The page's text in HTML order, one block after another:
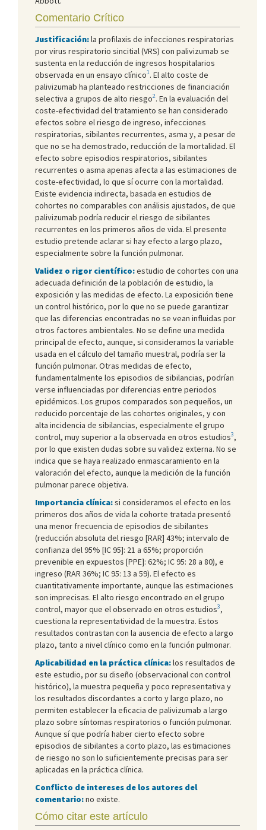
Comentario Crítico
Justificación:la profilaxis de infecciones respiratorias
por virus respiratorio sincitial (VRS) con palivizumab se
sustenta en la reducción de ingresos hospitalarios
observada en un ensayo clínico1. El alto coste de
palivizumab ha planteado restricciones de financiación
selectiva a grupos de alto riesgo2. En la evaluación del
coste-efectividad del tratamiento se han considerado
efectos sobre el riesgo de ingreso, infecciones
respiratorias, sibilantes recurrentes, asma y, a pesar de
que no se ha demostrado, reducción de la mortalidad. El
efecto sobre episodios respiratorios, sibilantes
recurrentes o asma apenas afecta a las estimaciones de
coste-efectividad, lo que sí ocurre con la mortalidad.
Existe evidencia indirecta, basada en estudios de
cohortes no comparables con análisis ajustados, de que
palivizumab podría reducir el riesgo de sibilantes
recurrentes en los primeros años de vida. El presente
estudio pretende aclarar si hay efecto a largo plazo,
especialmente sobre la función pulmonar.
Validez o rigor científico:estudio de cohortes con una
adecuada definición de la población de estudio, la
exposición y las medidas de efecto. La exposición tiene
un control histórico, por lo que no se puede garantizar
que las diferencias encontradas no se vean influidas por
otros factores ambientales. No se define una medida
principal de efecto, aunque, si consideramos la variable
usada en el cálculo del tamaño muestral, podría ser la
función pulmonar. Otras medidas de efecto,
fundamentalmente los episodios de sibilancias, podrían
verse influenciadas por diferencias entre periodos
epidémicos. Los grupos comparados son pequeños, un
reducido porcentaje de las cohortes originales, y con
alta incidencia de sibilancias, especialmente el grupo
control, muy superior a la observada en otros estudios3,
por lo que existen dudas sobre su validez externa. No se
indica que se haya realizado enmascaramiento en la
valoración del efecto, aunque la medición de la función
pulmonar parece objetiva.
Importancia clínica:si consideramos el efecto en los
primeros dos años de vida la cohorte tratada presentó
una menor frecuencia de episodios de sibilantes
(reducción absoluta del riesgo [RAR] 43%; intervalo de
confianza del 95% [IC 95]: 21 a 65%; proporción
prevenible en expuestos [PPE]: 62%; IC 95: 28 a 80), e
ingreso (RAR 36%; IC 95: 13 a 59). El efecto es
cuantitativamente importante, aunque las estimaciones
son imprecisas. El alto riesgo encontrado en el grupo
control, mayor que el observado en otros estudios3,
cuestiona la representatividad de la muestra. Estos
resultados contrastan con la ausencia de efecto a largo
plazo, tanto a nivel clínico como en la función pulmonar.
Aplicabilidad en la práctica clínica:los resultados de
este estudio, por su diseño (observacional con control
histórico), la muestra pequeña y poco representativa y
los resultados discordantes a corto y largo plazo, no
permiten establecer la eficacia de palivizumab a largo
plazo sobre síntomas respiratorios o función pulmonar.
Aunque sí que podría haber cierto efecto sobre
episodios de sibilantes a corto plazo, las estimaciones
de riesgo no son lo suficientemente precisas para ser
aplicadas en la práctica clínica.
Conflicto de intereses de los autores del
comentario:no existe.
Cómo citar este artículo